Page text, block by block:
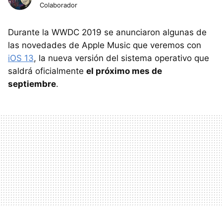
Colaborador
Durante la WWDC 2019 se anunciaron algunas de
las novedades de Apple Music que veremos con
iOS 13, la nueva versión del sistema operativo que
saldrá oficialmente el próximo mes de
septiembre.